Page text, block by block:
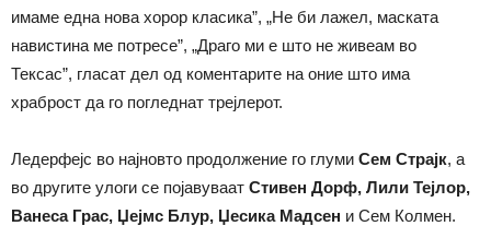
имаме една нова хорор класика”, „Не би лажел, маската
навистина ме потресе”, „Драго ми е што не живеам во
Тексас”, гласат дел од коментарите на оние што има
храброст да го погледнат трејлерот.
Ледерфејс во најновто продолжение го глуми Сем Страјк, а
во другите улоги се појавуваат Стивен Дорф, Лили Тејлор,
Ванеса Грас, Џејмс Блур, Џесика Мадсен и Сем Колмен.